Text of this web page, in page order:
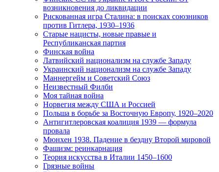
возникновения до ликвидации
Рискованная игра Сталина: в поисках союзников
против Гитлера, 1930–1936
Старые нацисты, новые правые и
Республиканская партия
Финская война
Латвийский национализм на службе Западу
Украинский национализм на службе Западу
Маннергейм и Советский Союз
Неизвестный Филби
Моя тайная война
Норвегия между США и Россией
Польша в борьбе за Восточную Европу, 1920–2020
Антигитлеровская коалиция 1939 — формула
провала
Мюнхен 1938. Падение в бездну Второй мировой
Фашизм: реинкарнация
Теория искусства в Италии 1450–1600
Грязные войны